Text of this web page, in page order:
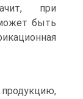
при
быть